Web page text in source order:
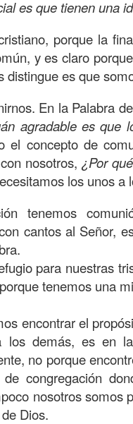
es que tienen una
porque la
y es claro
distingue es que
En la Palabra
agradable es que
el concepto de
nosotros,¿Por
los unos a
tenemos
cantos al Señor,
para nuestras
tenemos una
encontrar el
demás, es en
no porque
congregación
nosotros somos
Dios.
hay que hacer para
y a tu prójimo
pusiera en
sobre el estado
respuesta para
¿conoces a
de los oídos sordos?
en el evangelio de
ante la
del camino.
judíos y los
de los demás,
que mostrara el